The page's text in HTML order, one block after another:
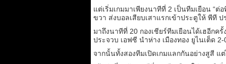
แต่เริ่มเกมมาเพียงนาทีที่ 2 เป็นทีมเยือน “
ขวา ส่งบอลเสียบเสาแรกเข้าประตูให้ พีที
มาถึงนาทีที่ 20 กองเชียร์ทีมเยือนได้เฮอีกค
ประจวบ เอฟซี นำห่าง เมืองทอง ยูไนเต็ด
จากนั้นทั้งสองทีมเปิดเกมแลกกันอย่างสูสี แ